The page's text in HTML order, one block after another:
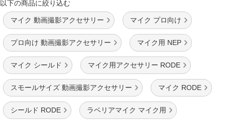
以下の商品に絞り込む
マイク 動画撮影アクセサリー マイク プロ向け
プロ向け 動画撮影アクセサリー マイク用 NEP
マイク シールド マイク用アクセサリー RODE
スモールサイズ 動画撮影アクセサリー マイク RODE
シールド RODE ラベリアマイク マイク用